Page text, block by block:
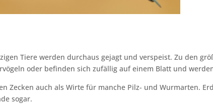
Tiere werden durchaus gejagt und verspeist. Zu den
oder befinden sich zufällig auf einem Blatt und
Zecken auch als Wirte für manche Pilz- und Wurmarten.
sogar.